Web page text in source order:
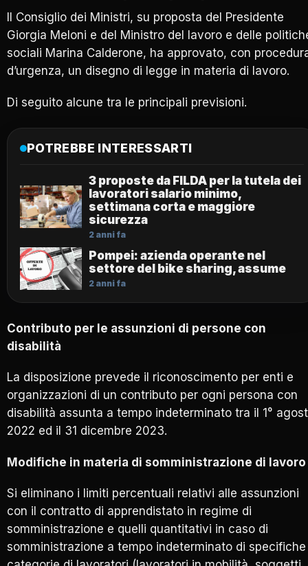
Il Consiglio dei Ministri, su proposta del Presidente
Giorgia Meloni e del Ministro del lavoro e delle
sociali Marina Calderone, ha approvato, con
d’urgenza, un disegno di legge in materia di lavoro.
Di seguito alcune tra le principali previsioni.
POTREBBE INTERESSARTI
3 proposte da FILDA per la tutela dei
lavoratori salario minimo,
settimana corta e maggiore
sicurezza
2 anni fa
Pompei: azienda operante nel
settore del bike sharing, assume
2 anni fa
Contributo per le assunzioni di persone con
disabilità
La disposizione prevede il riconoscimento per enti e
organizzazioni di un contributo per ogni persona con
disabilità assunta a tempo indeterminato tra il 1°
2022 ed il 31 dicembre 2023.
Modifiche in materia di somministrazione di lavoro
Si eliminano i limiti percentuali relativi alle assunzioni
con il contratto di apprendistato in regime di
somministrazione e quelli quantitativi in caso di
somministrazione a tempo indeterminato di specifiche